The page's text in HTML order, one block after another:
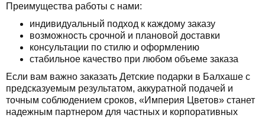
Преимущества работы с нами:
индивидуальный подход к каждому заказу
возможность срочной и плановой доставки
консультации по стилю и оформлению
стабильное качество при любом объеме заказа
Если вам важно заказать Детские подарки в Балхаше с
предсказуемым результатом, аккуратной подачей и
точным соблюдением сроков, «Империя Цветов» станет
надежным партнером для частных и корпоративных